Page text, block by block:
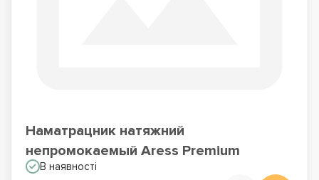
Наматрацник натяжний
непромокаемый Aress Premium
В наявності